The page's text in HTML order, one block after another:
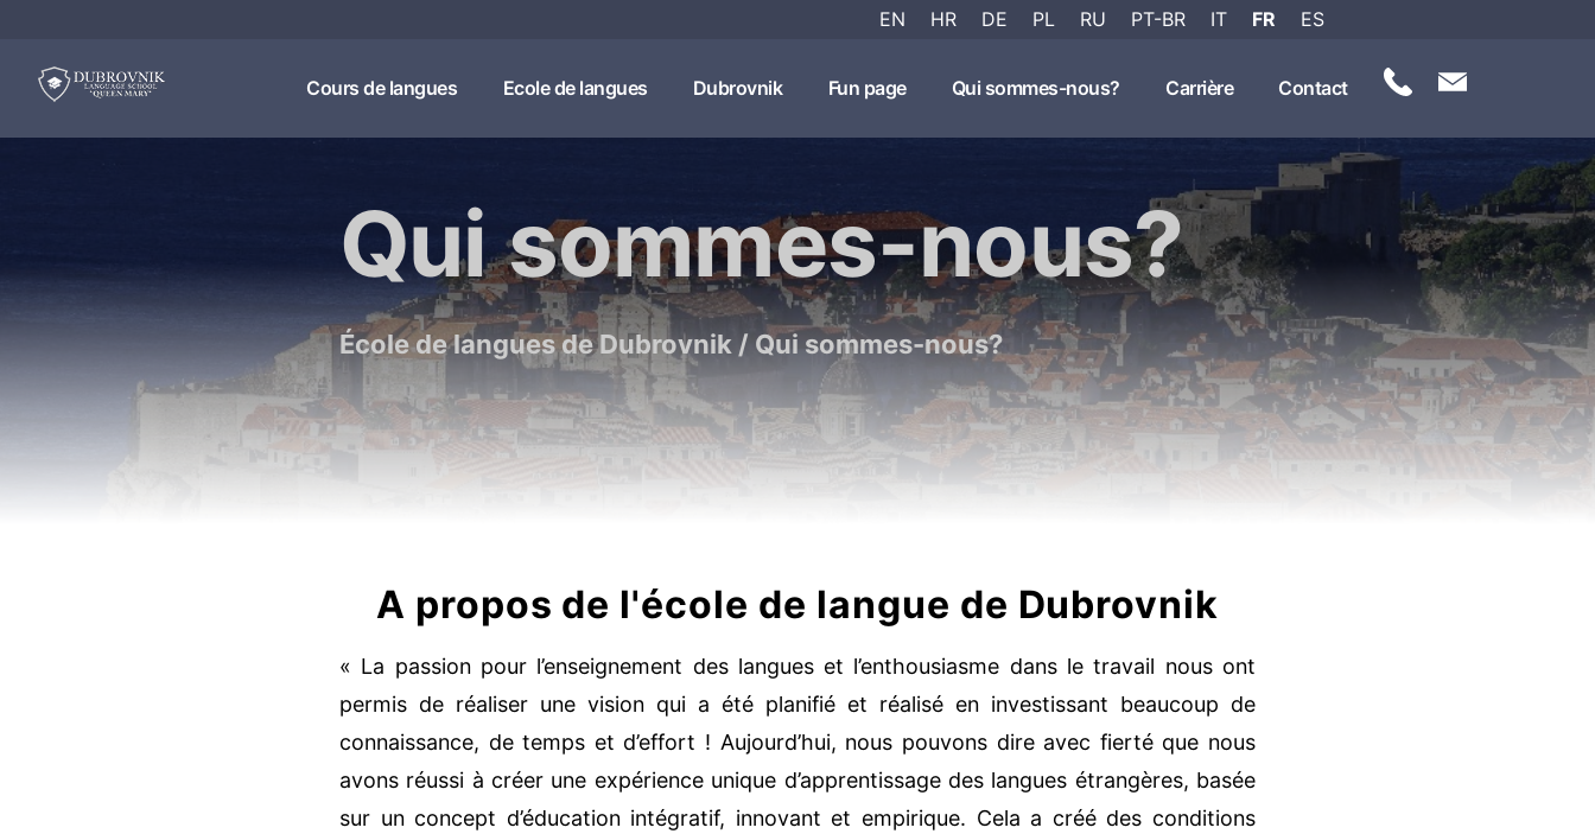
EN HR DE PL RU PT-BR IT FR ES
Cours de langues Ecole de langues Dubrovnik Fun page Qui sommes-nous? Carrière Contact
Qui sommes-nous?
École de langues de Dubrovnik / Qui sommes-nous?
A propos de l'école de langue de Dubrovnik
« La passion pour l’enseignement des langues et l’enthousiasme dans le travail nous ont
permis de réaliser une vision qui a été planifié et réalisé en investissant beaucoup de
connaissance, de temps et d’effort ! Aujourd’hui, nous pouvons dire avec fierté que nous
avons réussi à créer une expérience unique d’apprentissage des langues étrangères, basée
sur un concept d’éducation intégratif, innovant et empirique. Cela a créé des conditions